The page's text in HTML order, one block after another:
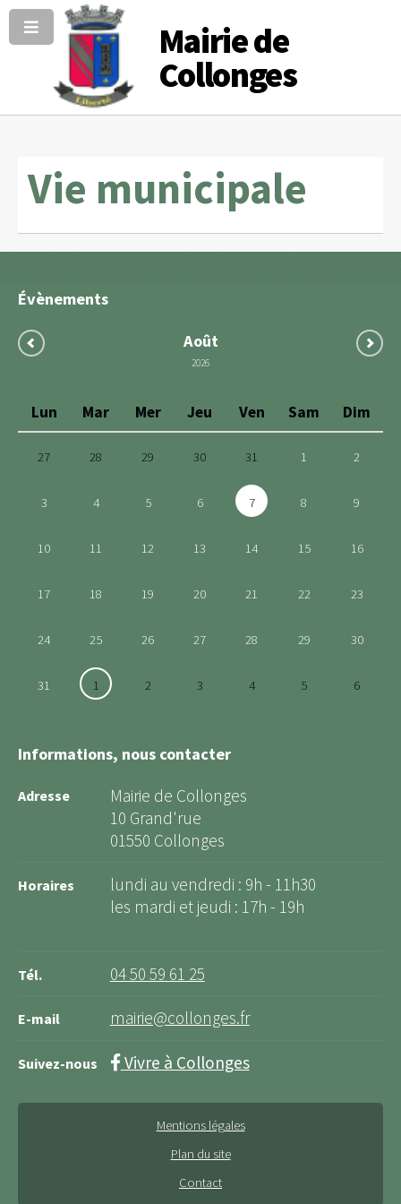
Mairie de
Collonges
Vie municipale
Évènements
Août
2026
Lun Mar Mer Jeu Ven Sam Dim
27 28 29 30 31 1 2
3 4 5 6 7 8 9
10 11 12 13 14 15 16
17 18 19 20 21 22 23
24 25 26 27 28 29 30
31 1 2 3 4 5 6
Informations, nous contacter
Adresse
Mairie de Collonges
10 Grand'rue
01550 Collonges
Horaires
lundi au vendredi : 9h - 11h30
les mardi et jeudi : 17h - 19h
Tél. 04 50 59 61 25
E-mail mairie@collonges.fr
Suivez-nous Vivre à Collonges
Mentions légales
Plan du site
Contact